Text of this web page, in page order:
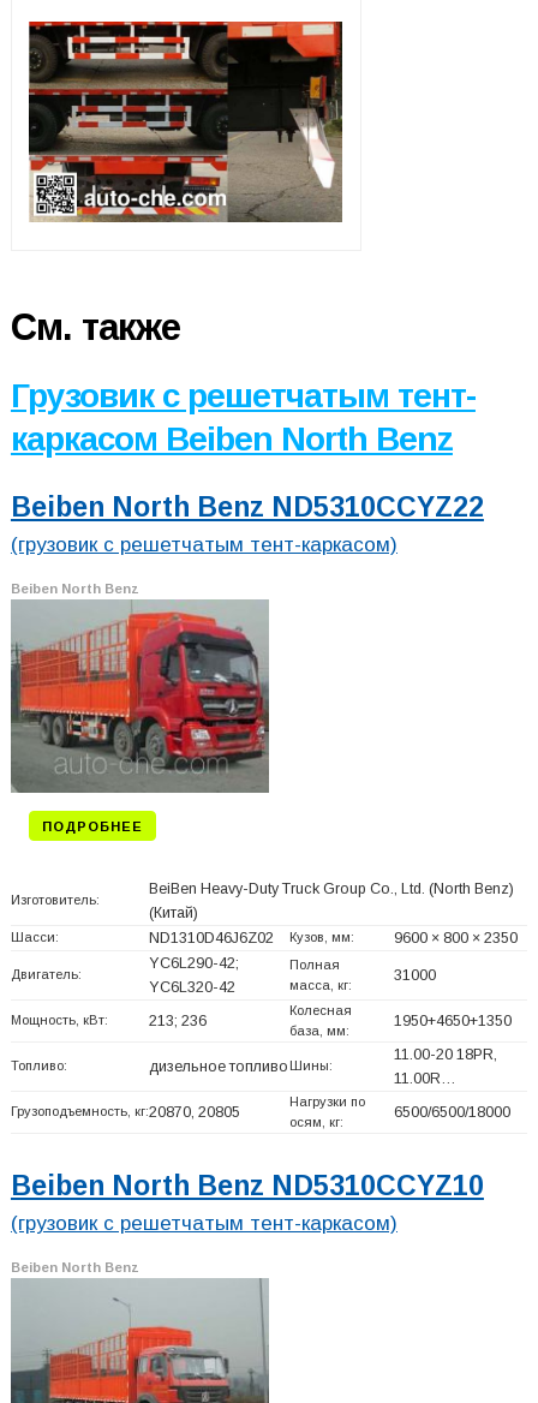
См. также
Грузовик с решетчатым тент-
каркасом Beiben North Benz
Beiben North Benz ND5310CCYZ22
(грузовик с решетчатым тент-каркасом)
Beiben North Benz
ПОДРОБНЕЕ
Изготовитель:
BeiBen Heavy-Duty Truck Group Co., Ltd. (North Benz)
(Китай)
Шасси: ND1310D46J6Z02 Кузов, мм: 9600 × 800 × 2350
Двигатель:
YC6L290-42;
YC6L320-42
Полная
масса, кг:
31000
Мощность, кВт: 213; 236
Колесная
база, мм:
1950+4650+1350
Топливо: дизельное топливо Шины:
11.00-20 18PR,
11.00R…
Грузоподъемность, кг:20870, 20805
Нагрузки по
осям, кг:
6500/6500/18000
Beiben North Benz ND5310CCYZ10
(грузовик с решетчатым тент-каркасом)
Beiben North Benz